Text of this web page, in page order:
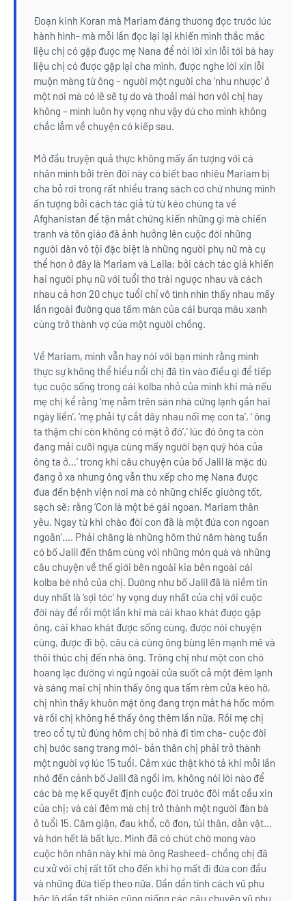
Đoạn kinh Koran mà Mariam đáng thương đọc trước lúc
hành hình- mà mỗi lần đọc lại lại khiến mình thắc mắc
liệu chị có gặp được mẹ Nana để nói lời xin lỗi tới bà hay
liệu chị có được gặp lại cha mình, được nghe lời xin lỗi
muộn màng từ ông – người một người cha ‘nhu nhược’ ở
một nơi mà có lẽ sẽ tự do và thoải mái hơn với chị hay
không – mình luôn hy vọng như vậy dù cho mình không
chắc lắm về chuyện có kiếp sau.
Mở đầu truyện quả thực không mấy ấn tượng với cá
nhân mình bởi trên đời này có biết bao nhiêu Mariam bị
cha bỏ rơi trong rất nhiều trang sách cơ chứ nhưng mình
ấn tượng bởi cách tác giả từ từ kéo chúng ta về
Afghanistan để tận mắt chứng kiến những gì mà chiến
tranh và tôn giáo đã ảnh hưởng lên cuộc đời những
người dân vô tội đặc biệt là những người phụ nữ mà cụ
thể hơn ở đây là Mariam và Laila; bởi cách tác giả khiến
hai người phụ nữ với tuổi thơ trái ngược nhau và cách
nhau cả hơn 20 chục tuổi chỉ vô tình nhìn thấy nhau mấy
lần ngoài đường qua tấm màn của cái burqa màu xanh
cùng trở thành vợ của một người chồng.
Về Mariam, mình vẫn hay nói với bạn mình rằng mình
thực sự không thể hiểu nổi chị đã tin vào điều gì để tiếp
tục cuộc sống trong cái kolba nhỏ của mình khi mà nếu
mẹ chị kể rằng ‘mẹ nằm trên sàn nhà cứng lạnh gần hai
ngày liền’, ‘mẹ phải tự cắt dây nhau nối mẹ con ta’, ‘ ông
ta thậm chí còn không có mặt ở đó’,’ lúc đó ông ta còn
đang mải cưỡi ngựa cùng mấy người bạn quý hóa của
ông ta ở…’ trong khi câu chuyện của bố Jalil là mặc dù
đang ở xa nhưng ông vẫn thu xếp cho mẹ Nana được
đưa đến bệnh viện nơi mà có những chiếc giường tốt,
sạch sẽ; rằng ‘Con là một bé gái ngoan. Mariam thân
yêu. Ngay từ khi chào đời con đã là một đứa con ngoan
ngoãn’…. Phải chăng là những hôm thứ năm hàng tuần
có bố Jalil đến thăm cùng với những món quà và những
câu chuyện về thế giới bên ngoài kia bên ngoài cái
kolba bé nhỏ của chị. Dường như bố Jalil đã là niềm tin
duy nhất là ‘sợi tóc’ hy vọng duy nhất của chị với cuộc
đời này để rồi một lần khi mà cái khao khát được gặp
ông, cái khao khát được sống cùng, được nói chuyện
cùng, được đi bộ, câu cá cùng ông bùng lên mạnh mẽ và
thôi thúc chị đến nhà ông. Trông chị như một con chó
hoang lạc đường vì ngủ ngoài cửa suốt cả một đêm lạnh
và sáng mai chị nhìn thấy ông qua tấm rèm cửa kéo hờ,
chị nhìn thấy khuôn mặt ông đang trợn mắt há hốc mồm
và rồi chị không hề thấy ông thêm lần nữa. Rồi mẹ chị
treo cổ tự tử đúng hôm chị bỏ nhà đi tìm cha- cuộc đời
chị bước sang trang mới- bản thân chị phải trở thành
một người vợ lúc 15 tuổi. Cảm xúc thật khó tả khi mỗi lần
nhớ đến cảnh bố Jalil đã ngồi im, không nói lời nào để
các bà mẹ kế quyết định cuộc đời trước đôi mắt cầu xin
của chị; và cái đêm mà chị trở thành một người đàn bà
ở tuổi 15. Căm giận, đau khổ, cô đơn, tủi thân, dằn vặt…
và hơn hết là bất lực. Mình đã có chút chờ mong vào
cuộc hôn nhân này khi mà ông Rasheed- chồng chị đã
cư xử với chị rất tốt cho đến khi họ mất đi đứa con đầu
và những đứa tiếp theo nữa. Dần dần tính cách vũ phu
bộc lộ dần tất nhiên cũng giống các câu chuyện vũ phu